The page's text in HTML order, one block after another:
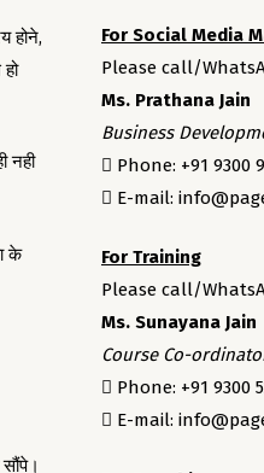
होने,
नही
के
For Social Media
Please call/
Ms. Prathana Jain
Business
Phone: +91 9300
E-mail:
For Training
Please call/
Ms. Sunayana Jain
Course Co-
Phone: +91 9300
E-mail: